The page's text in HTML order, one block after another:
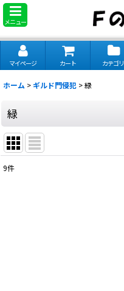
メニュー
マイページ カート カテゴリ
ホーム > ギルド門侵犯 >緑
緑
9件